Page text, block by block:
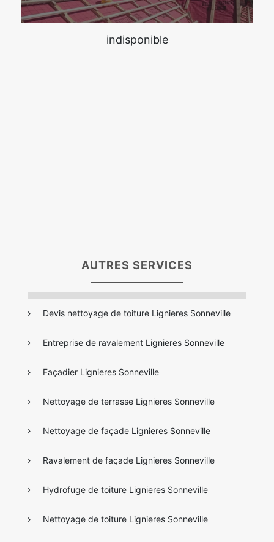
indisponible
AUTRES SERVICES
Devis nettoyage de toiture Lignieres Sonneville
Entreprise de ravalement Lignieres Sonneville
Façadier Lignieres Sonneville
Nettoyage de terrasse Lignieres Sonneville
Nettoyage de façade Lignieres Sonneville
Ravalement de façade Lignieres Sonneville
Hydrofuge de toiture Lignieres Sonneville
Nettoyage de toiture Lignieres Sonneville